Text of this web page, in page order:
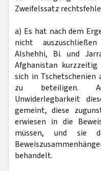
Zweifelssatz
a) Es hat nach dem
nicht
Alshehhi, Bi. und
Afghanistan
sich in Tschetschenien
zu beteiligen.
Unwiderlegbarkeit
gemeint, diese
erwiesen in die
müssen, und sie
behandelt.